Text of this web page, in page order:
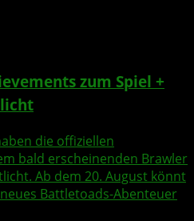
zum Spiel +
die offiziellen
bald erscheinenden Brawler
Ab dem 20. August könnt
Battletoads-Abenteuer